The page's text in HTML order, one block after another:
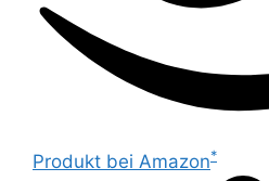
Produkt bei Amazon*